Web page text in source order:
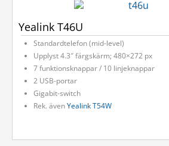
Yealink T46U
Standardtelefon (mid-level)
Upplyst 4.3″ färgskärm; 480×272 px
7 funktionsknappar / 10 linjeknappar
2 USB-portar
Gigabit-switch
Rek. ävenYealink T54W